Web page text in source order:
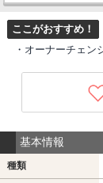
ここがおすすめ！
・オーナーチェン
基本情報
種類